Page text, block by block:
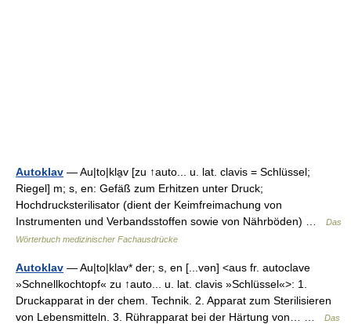
Autoklav — Au|to|kla̱v [zu ↑auto... u. lat. clavis = Schlüssel;
Riegel] m; s, en: Gefäß zum Erhitzen unter Druck;
Hochdrucksterilisator (dient der Keimfreimachung von
Instrumenten und Verbandsstoffen sowie von Nährböden) …
Das
Wörterbuch medizinischer Fachausdrücke
Autoklav — Au|to|klav* der; s, en [...vən] <aus fr. autoclave
»Schnellkochtopf« zu ↑auto... u. lat. clavis »Schlüssel«>: 1.
Druckapparat in der chem. Technik. 2. Apparat zum Sterilisieren
von Lebensmitteln. 3. Rührapparat bei der Härtung von… …
Das